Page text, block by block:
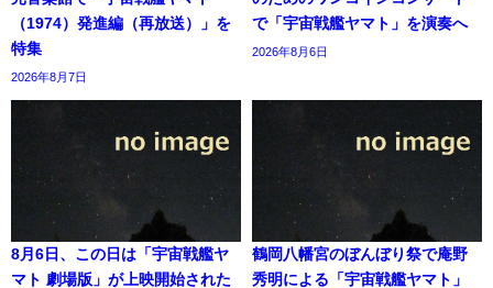
（1974）発進編（再放送）」を
特集
2026年8月7日
で「宇宙戦艦ヤマト」を演奏へ
2026年8月6日
8月6日、この日は「宇宙戦艦ヤ
マト 劇場版」が上映開始された
鶴岡八幡宮のぼんぼり祭で庵野
秀明による「宇宙戦艦ヤマト」